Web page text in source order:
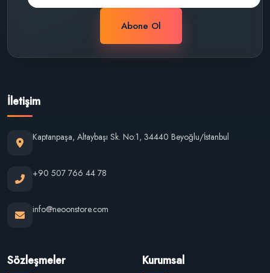
Abone Ol
İletişim
Kaptanpaşa, Altaybaşı Sk. No:1, 34440 Beyoğlu/İstanbul
+90 507 766 44 78
info@neoonstore.com
Sözleşmeler Kurumsal